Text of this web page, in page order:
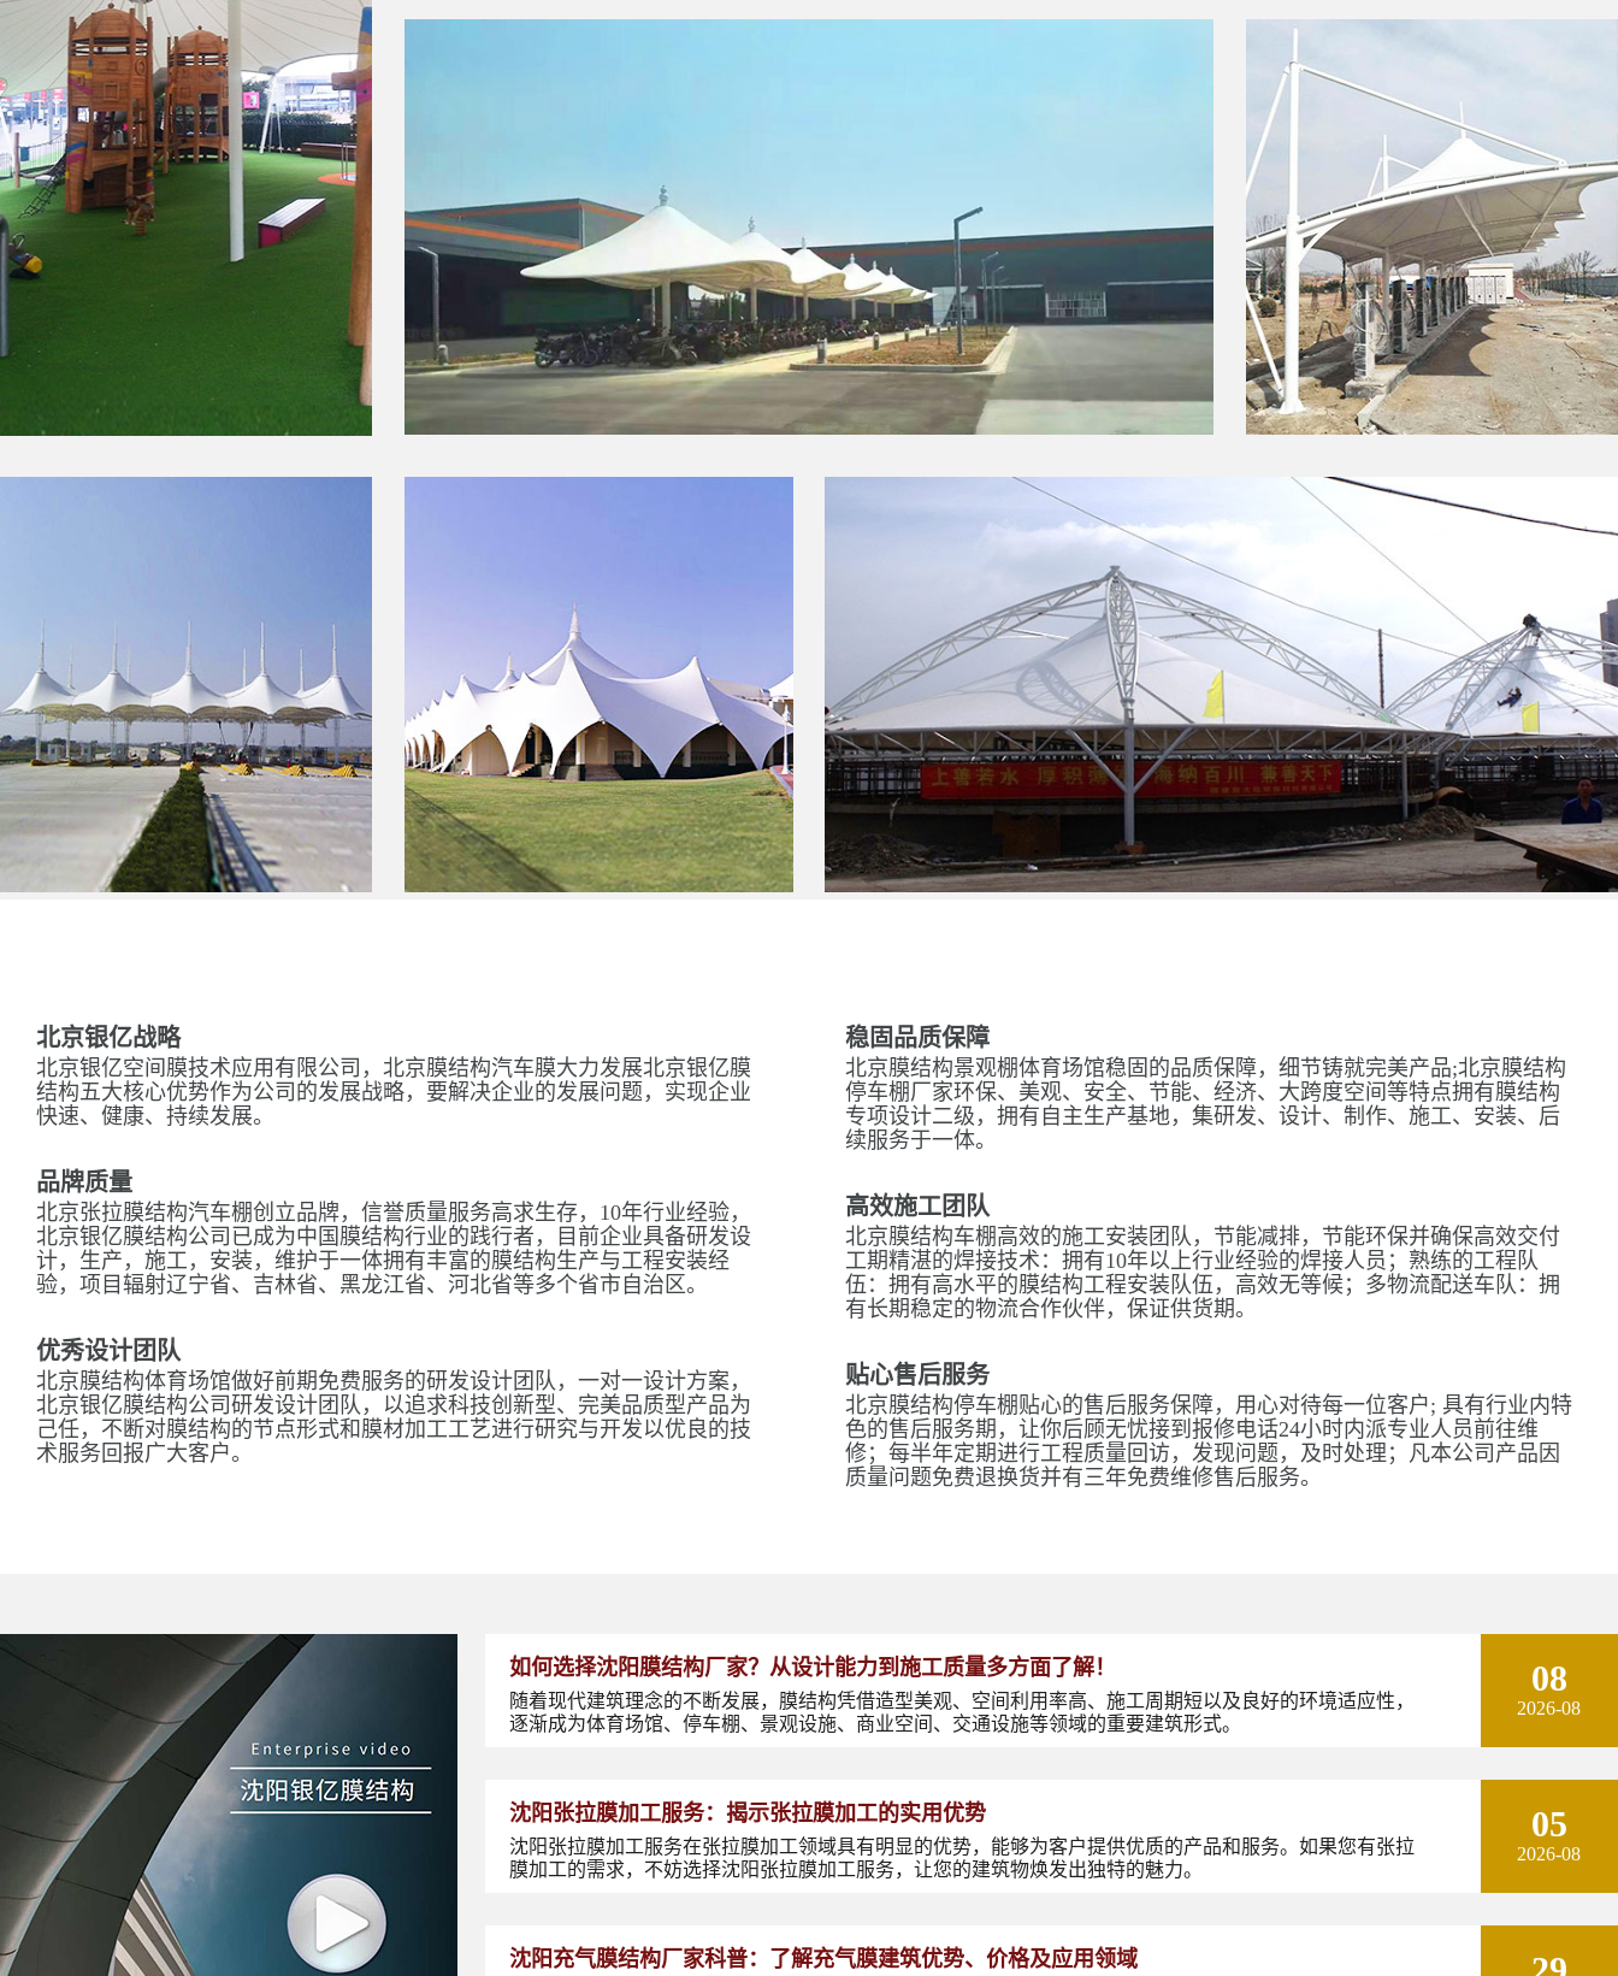
北京银亿战略
北京银亿空间膜技术应用有限公司，北京膜结构汽车膜大力发展北京银亿膜
结构五大核心优势作为公司的发展战略，要解决企业的发展问题，实现企业
快速、健康、持续发展。
品牌质量
北京张拉膜结构汽车棚创立品牌，信誉质量服务高求生存，10年行业经验，
北京银亿膜结构公司已成为中国膜结构行业的践行者，目前企业具备研发设
计，生产，施工，安装，维护于一体拥有丰富的膜结构生产与工程安装经
验，项目辐射辽宁省、吉林省、黑龙江省、河北省等多个省市自治区。
优秀设计团队
北京膜结构体育场馆做好前期免费服务的研发设计团队，一对一设计方案，
北京银亿膜结构公司研发设计团队，以追求科技创新型、完美品质型产品为
己任，不断对膜结构的节点形式和膜材加工工艺进行研究与开发以优良的技
术服务回报广大客户。
稳固品质保障
北京膜结构景观棚体育场馆稳固的品质保障，细节铸就完美产品;北京膜结构
停车棚厂家环保、美观、安全、节能、经济、大跨度空间等特点拥有膜结构
专项设计二级，拥有自主生产基地，集研发、设计、制作、施工、安装、后
续服务于一体。
高效施工团队
北京膜结构车棚高效的施工安装团队，节能减排，节能环保并确保高效交付
工期精湛的焊接技术：拥有10年以上行业经验的焊接人员；熟练的工程队
伍：拥有高水平的膜结构工程安装队伍，高效无等候；多物流配送车队：拥
有长期稳定的物流合作伙伴，保证供货期。
贴心售后服务
北京膜结构停车棚贴心的售后服务保障，用心对待每一位客户; 具有行业内特
色的售后服务期，让你后顾无忧接到报修电话24小时内派专业人员前往维
修；每半年定期进行工程质量回访，发现问题，及时处理；凡本公司产品因
质量问题免费退换货并有三年免费维修售后服务。
如何选择沈阳膜结构厂家？从设计能力到施工质量多方面了解！
随着现代建筑理念的不断发展，膜结构凭借造型美观、空间利用率高、施工周期短以及良好的环境适应性，
逐渐成为体育场馆、停车棚、景观设施、商业空间、交通设施等领域的重要建筑形式。
08
2026-08
沈阳张拉膜加工服务：揭示张拉膜加工的实用优势
沈阳张拉膜加工服务在张拉膜加工领域具有明显的优势，能够为客户提供优质的产品和服务。如果您有张拉
膜加工的需求，不妨选择沈阳张拉膜加工服务，让您的建筑物焕发出独特的魅力。
05
2026-08
沈阳充气膜结构厂家科普：了解充气膜建筑优势、价格及应用领域